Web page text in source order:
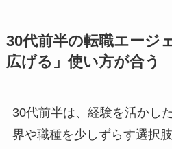
30代前半の転職エージ
広げる」使い方が合う
30代前半は、経験を活かし
界や職種を少しずらす選択